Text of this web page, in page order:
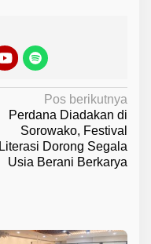
Pos berikutnya
Perdana Diadakan di
Sorowako, Festival
Literasi Dorong Segala
Usia Berani Berkarya